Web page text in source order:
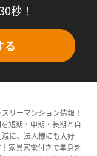
秒！
る
リーマンション情報！
短期・中期・長期と自
に、法人様にも大好
家具家電付きで単身赴